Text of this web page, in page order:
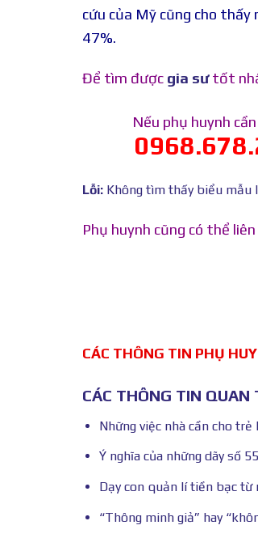
cứu của Mỹ cũng cho
47%.
Để tìm được gia sưtốt
Nếu phụ huynh
Lỗi: Không tìm thấy biểu mẫu
Phụ huynh cũng có thể
CÁC THÔNG TIN PHỤ
CÁC THÔNG TIN QUAN
Những việc nhà cần cho
Ý nghĩa của những dãy số
Dạy con quản lí tiền bạc từ
“Thông minh giả” hay